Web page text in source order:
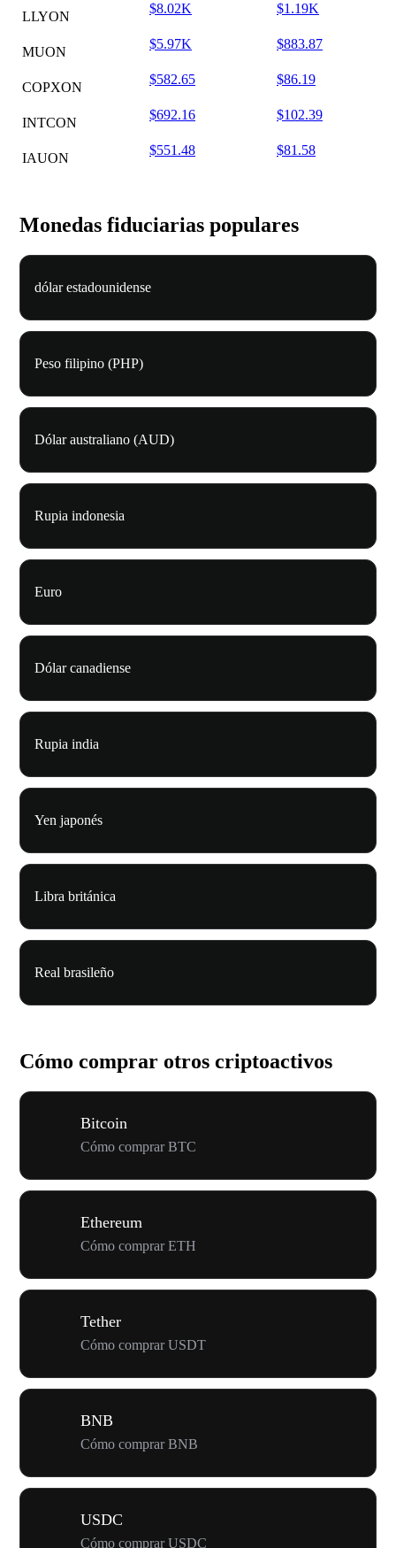
LLYON
$8.02K $1.19K
MUON
$5.97K $883.87
COPXON
$582.65 $86.19
INTCON
$692.16 $102.39
IAUON
$551.48 $81.58
Monedas fiduciarias populares
dólar estadounidense
Peso filipino (PHP)
Dólar australiano (AUD)
Rupia indonesia
Euro
Dólar canadiense
Rupia india
Yen japonés
Libra británica
Real brasileño
Cómo comprar otros criptoactivos
Bitcoin
Cómo comprar BTC
Ethereum
Cómo comprar ETH
Tether
Cómo comprar USDT
BNB
Cómo comprar BNB
USDC
Cómo comprar USDC